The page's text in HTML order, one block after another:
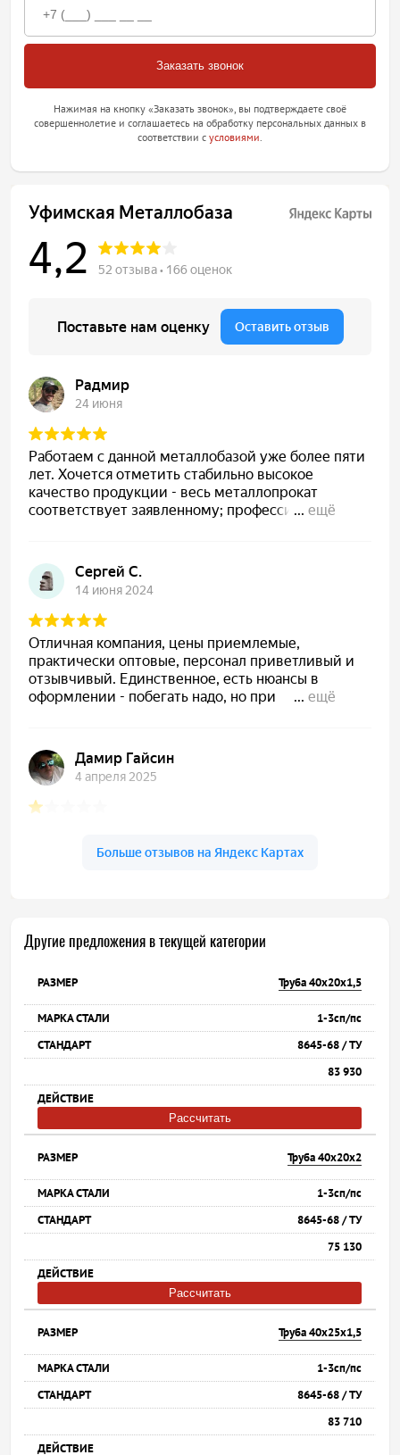
Нажимая на кнопку «Заказать звонок», вы подтверждаете своё
совершеннолетие и соглашаетесь на обработку персональных данных в
соответствии с условиями.
Другие предложения в текущей категории
Труба 40х20х1,5
1-3сп/пс
8645-68 / ТУ
83 930
Рассчитать
Труба 40х20х2
1-3сп/пс
8645-68 / ТУ
75 130
Рассчитать
Труба 40х25х1,5
1-3сп/пс
8645-68 / ТУ
83 710